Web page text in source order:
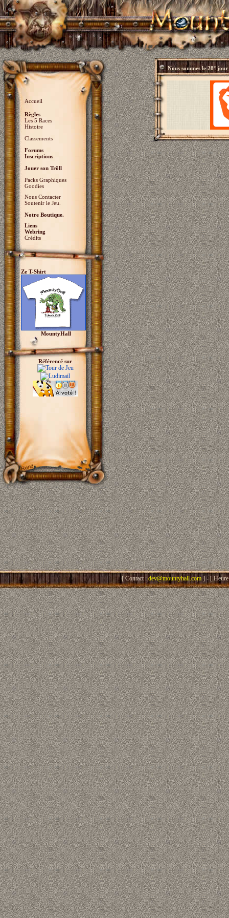
Accueil
Règles
Les 5 Races
Histoire
Classements
Forums
Inscriptions
Jouer son Trõll
Packs Graphiques
Goodies
Nous Contacter
Soutenir le Jeu.
Notre Boutique.
Liens
Webring
Crédits
Ze T-Shirt
MountyHall
Référencé sur
Nous sommes le28° jour
[ Contact : dev@mountyhall.com] - [ Heure